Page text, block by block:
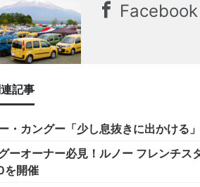
Facebook
記事
・カングー「少し息抜きに出かける
ーオーナー必見！ルノー フレンチ
開催